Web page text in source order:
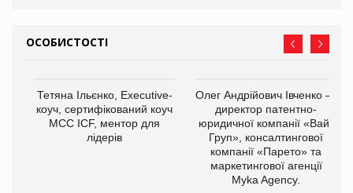
ОСОБИСТОСТІ
Тетяна Ільєнко, Executive-
коуч, сертифікований коуч
МСС ICF, ментор для
лідерів
Олег Андрійович Івченко —
директор патентно-
юридичної компанії «Вайз
Груп», консалтингової
компанії «Парето» та
маркетингової агенції
Myka Agency.